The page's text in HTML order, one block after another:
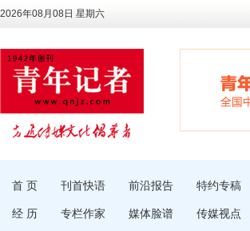
2026年08月08日 星期六
首 页 刊首快语 前沿报告 特约专稿
经 历 专栏作家 媒体脸谱 传媒视点